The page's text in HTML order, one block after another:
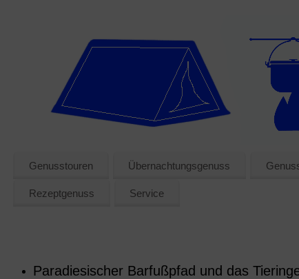
Genusstouren Übernachtungsgenuss
Rezeptgenuss Service
Paradiesischer Barfußpfad und das